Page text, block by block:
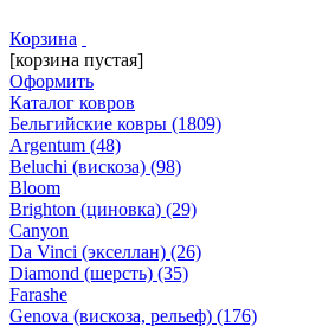
Корзина
[корзина пустая]
Оформить
Каталог ковров
Бельгийские ковры (1809)
Argentum (48)
Beluchi (вискоза) (98)
Bloom
Brighton (циновка) (29)
Canyon
Da Vinci (экселлан) (26)
Diamond (шерсть) (35)
Farashe
Genova (вискоза, рельеф) (176)